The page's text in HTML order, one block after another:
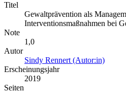
Titel
Gewaltprävention als
Interventionsmaßnahmen bei
Note
1,0
Autor
Sindy Rennert (Autor:in)
Erscheinungsjahr
2019
Seiten